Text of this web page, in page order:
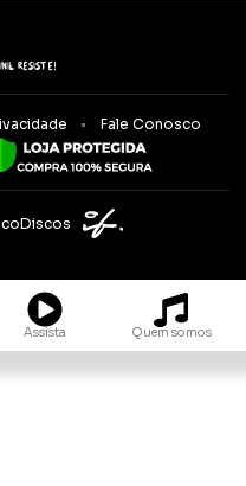
resiste!
Fale Conosco
Assista Quem somos